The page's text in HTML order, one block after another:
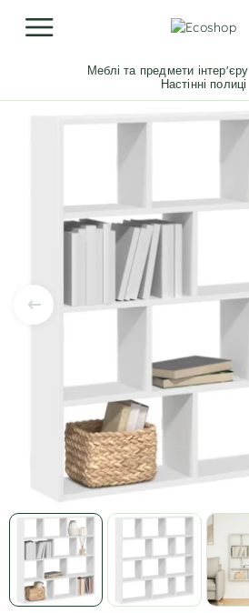
Меблі та предмети інтер'єру
Настінні полиці